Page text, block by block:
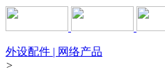
外设配件 | 网络产品
>